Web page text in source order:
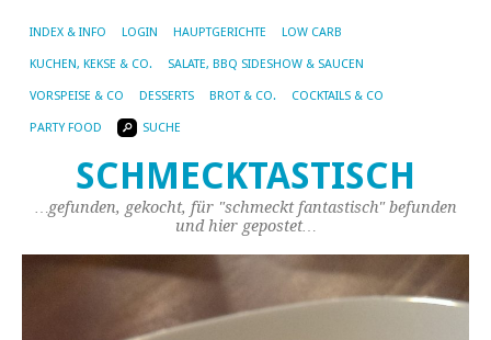
INDEX & INFO LOGIN HAUPTGERICHTE LOW CARB
KUCHEN, KEKSE & CO. SALATE, BBQ SIDESHOW & SAUCEN
VORSPEISE & CO DESSERTS BROT & CO. COCKTAILS & CO
PARTY FOOD SUCHE
SCHMECKTASTISCH
…gefunden, gekocht, für "schmeckt fantastisch" befunden
und hier gepostet…